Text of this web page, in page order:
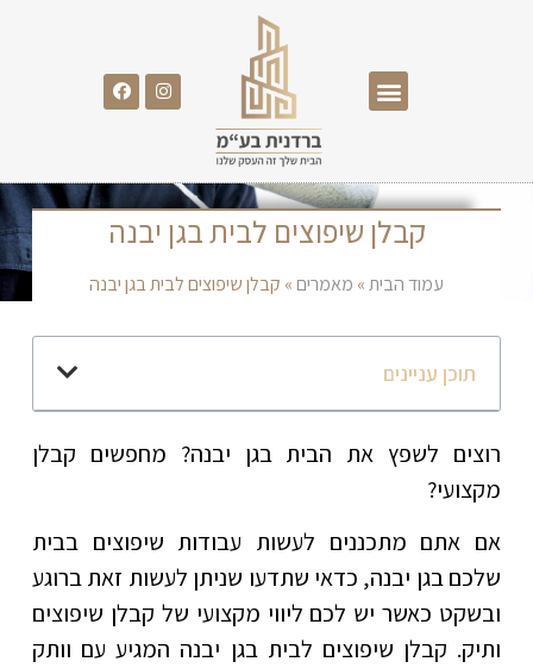
קבלן שיפוצים לבית בגן יבנה
עמוד הבית» מאמרים » קבלן שיפוצים לבית בגן יבנה
תוכן עניינים
רוצים לשפץ את הבית בגן יבנה? מחפשים קבלן
מקצועי?
אם אתם מתכננים לעשות עבודות שיפוצים בבית
שלכם בגן יבנה, כדאי שתדעו שניתן לעשות זאת ברוגע
ובשקט כאשר יש לכם ליווי מקצועי של קבלן שיפוצים
ותיק. קבלן שיפוצים לבית בגן יבנה המגיע עם וותק